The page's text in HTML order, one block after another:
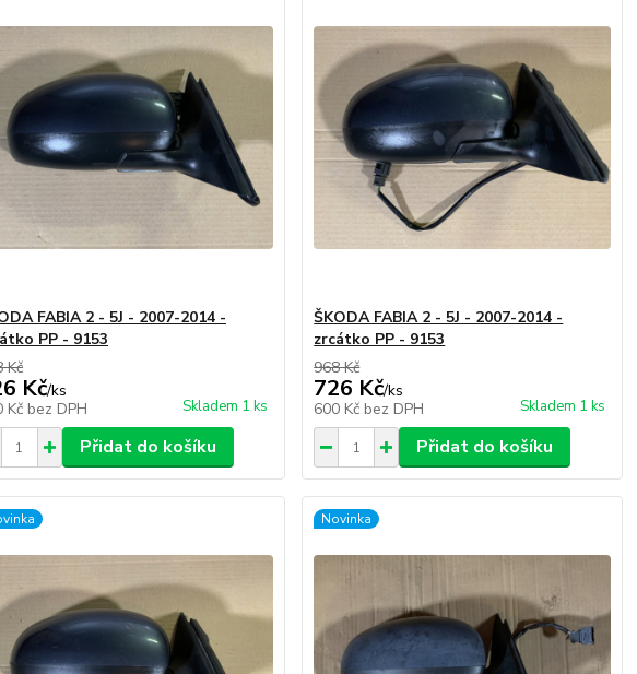
FABIA 2 - 5J - 2007-2014 -
PP - 9153
Kč
Kč/ks
Kč bez DPH Skladem 1 ks
Přidat do košíku
ŠKODA FABIA 2 - 5J - 2007-2014 -
zrcátko PP - 9153
968 Kč
726 Kč/ks
600 Kč bez DPH Skladem 1 ks
Přidat do košíku
Novinka